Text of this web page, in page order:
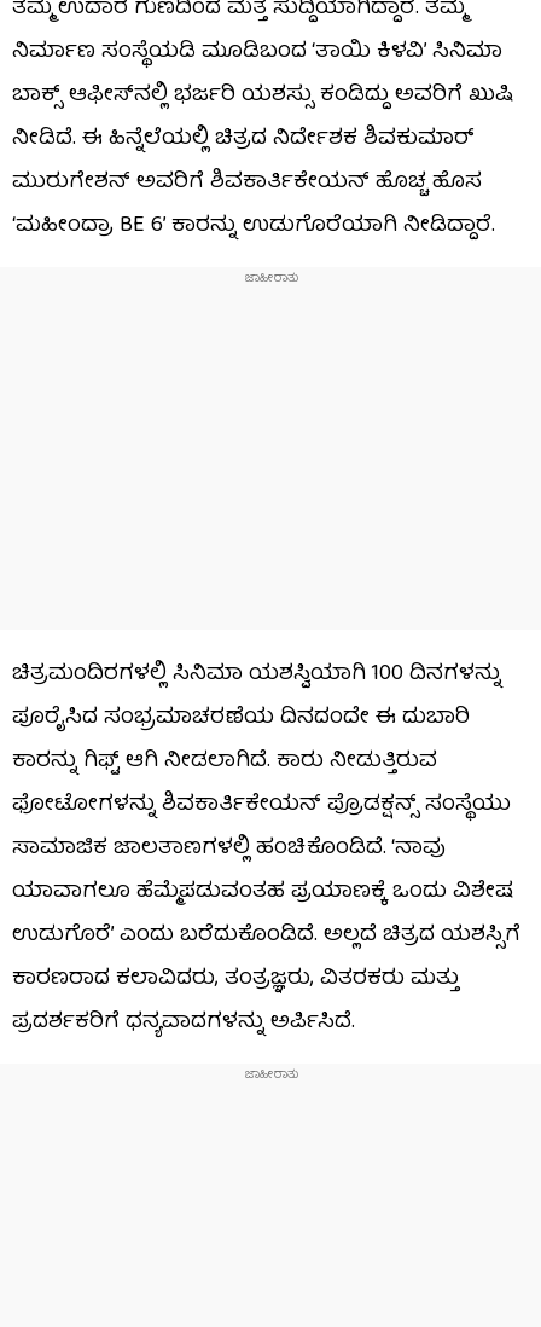
ತಮ್ಮ ಉದಾರ ಗುಣದಿಂದ ಮತ್ತೆ ಸುದ್ದಿಯಾಗಿದ್ದಾರೆ. ತಮ್ಮ
ನಿರ್ಮಾಣ ಸಂಸ್ಥೆಯಡಿ ಮೂಡಿಬಂದ ‘ತಾಯಿ ಕಿಳವಿ’ ಸಿನಿಮಾ
ಬಾಕ್ಸ್ ಆಫೀಸ್‌ನಲ್ಲಿ ಭರ್ಜರಿ ಯಶಸ್ಸು ಕಂಡಿದ್ದು ಅವರಿಗೆ ಖುಷಿ
ನೀಡಿದೆ. ಈ ಹಿನ್ನೆಲೆಯಲ್ಲಿ ಚಿತ್ರದ ನಿರ್ದೇಶಕ ಶಿವಕುಮಾರ್
ಮುರುಗೇಶನ್ ಅವರಿಗೆ ಶಿವಕಾರ್ತಿಕೇಯನ್ ಹೊಚ್ಚ ಹೊಸ
‘ಮಹೀಂದ್ರಾ BE 6’ ಕಾರನ್ನು ಉಡುಗೊರೆಯಾಗಿ ನೀಡಿದ್ದಾರೆ.
ಚಿತ್ರಮಂದಿರಗಳಲ್ಲಿ ಸಿನಿಮಾ ಯಶಸ್ವಿಯಾಗಿ 100 ದಿನಗಳನ್ನು
ಪೂರೈಸಿದ ಸಂಭ್ರಮಾಚರಣೆಯ ದಿನದಂದೇ ಈ ದುಬಾರಿ
ಕಾರನ್ನು ಗಿಫ್ಟ್ ಆಗಿ ನೀಡಲಾಗಿದೆ. ಕಾರು ನೀಡುತ್ತಿರುವ
ಫೋಟೋಗಳನ್ನು ಶಿವಕಾರ್ತಿಕೇಯನ್ ಪ್ರೊಡಕ್ಷನ್ಸ್ ಸಂಸ್ಥೆಯು
ಸಾಮಾಜಿಕ ಜಾಲತಾಣಗಳಲ್ಲಿ ಹಂಚಿಕೊಂಡಿದೆ. ‘ನಾವು
ಯಾವಾಗಲೂ ಹೆಮ್ಮೆಪಡುವಂತಹ ಪ್ರಯಾಣಕ್ಕೆ ಒಂದು ವಿಶೇಷ
ಉಡುಗೊರೆ’ ಎಂದು ಬರೆದುಕೊಂಡಿದೆ. ಅಲ್ಲದೆ ಚಿತ್ರದ ಯಶಸ್ಸಿಗೆ
ಕಾರಣರಾದ ಕಲಾವಿದರು, ತಂತ್ರಜ್ಞರು, ವಿತರಕರು ಮತ್ತು
ಪ್ರದರ್ಶಕರಿಗೆ ಧನ್ಯವಾದಗಳನ್ನು ಅರ್ಪಿಸಿದೆ.